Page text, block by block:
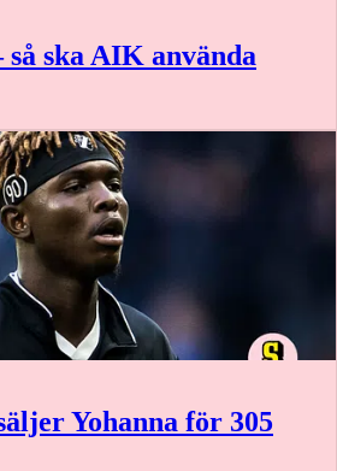
ska AIK använda
Yohanna för 305